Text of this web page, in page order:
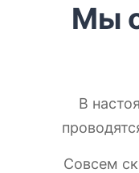
Мы
В
Совсем